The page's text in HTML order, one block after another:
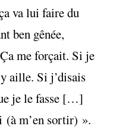
va lui faire du
ben gênée,
me forçait. Si je
aille. Si j’disais
je le fasse […]
(à m’en sortir) ».